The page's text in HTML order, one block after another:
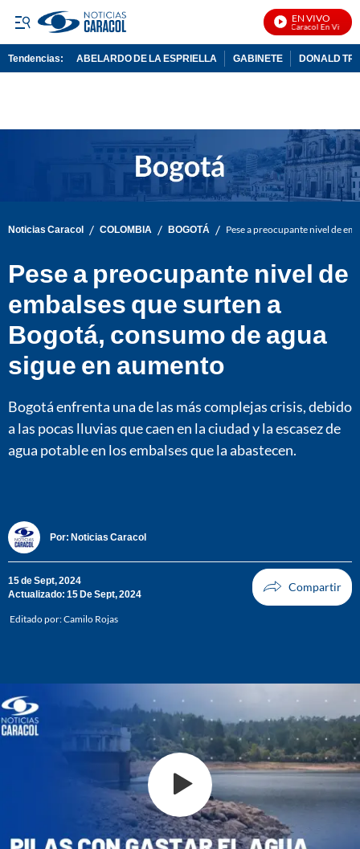
EN VIVO
Noticias Caracol En Vivo
Tendencias: ABELARDO DE LA ESPRIELLA GABINETE DONALD
Noticias Caracol / COLOMBIA / BOGOTÁ / Pese a preocupante nivel de
Pese a preocupante nivel de
embalses que surten a
Bogotá, consumo de agua
sigue en aumento
Bogotá enfrenta una de las más complejas crisis, debido
a las pocas lluvias que caen en la ciudad y la escasez de
agua potable en los embalses que la abastecen.
Por: Noticias Caracol
15 de Sept, 2024
Actualizado: 15 De Sept, 2024
Editado por:Camilo Rojas